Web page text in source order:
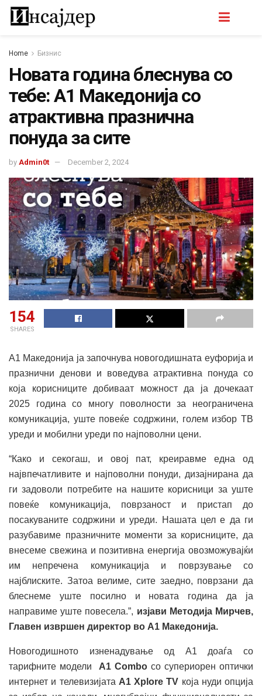
Home Бизнис
Новата година блеснува со
тебе: A1 Македонија со
атрактивна празнична
понуда за сите
by Admin0t December 2, 2024
154
SHARES
А1 Македонија ја започнува новогодишната еуфорија и
празнични денови и воведува атрактивна понуда со
која корисниците добиваат можност да ја дочекаат
2025 година со многу поволности за неограничена
комуникација, уште повеќе содржини, голем избор ТВ
уреди и мобилни уреди по најповолни цени.
“Како и секогаш, и овој пат, креиравме една од
највпечатливите и најповолни понуди, дизајнирана да
ги задоволи потребите на нашите корисници за уште
повеќе комуникација, поврзаност и пристап до
посакуваните содржини и уреди. Нашата цел е да ги
разубавиме празничните моменти за корисниците, да
внесеме свежина и позитивна енергија овозможувајќи
им непречена комуникација и поврзување со
најблиските. Затоа велиме, сите заедно, поврзани да
блеснеме уште посилно и новата година да ја
направиме уште повесела.”, изјави Методија Мирчев,
Главен извршен директор во А1 Македонија.
Новогодишното изненадување од А1 доаѓа со
тарифните модели
А1 Combo со супериорен оптички
интернет и телевизијата A1 Xplore TV која нуди опција